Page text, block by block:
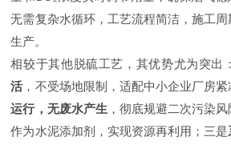
无需复杂水循环，工艺流程简洁，施工
生产。
相较于其他脱硫工艺，其优势尤为突出
活，不受场地限制，适配中小企业厂房
运行，无废水产生 ，彻底规避二次污染
作为水泥添加剂，实现资源再利用；三是